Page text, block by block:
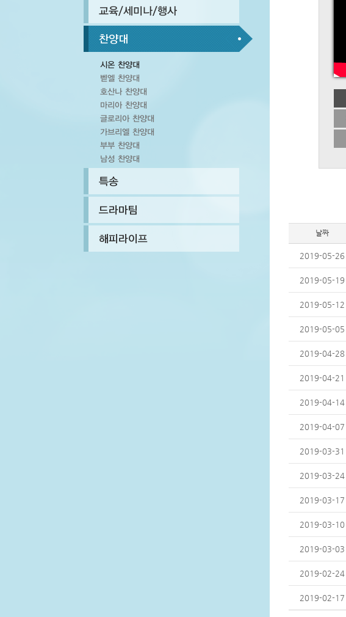
날짜
2019-05-26
2019-05-19
2019-05-12
2019-05-05
2019-04-28
2019-04-21
2019-04-14
2019-04-07
2019-03-31
2019-03-24
2019-03-17
2019-03-10
2019-03-03
2019-02-24
2019-02-17